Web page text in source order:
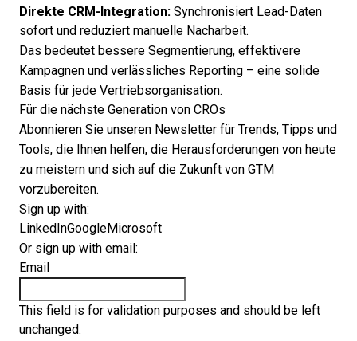
Direkte CRM-Integration: Synchronisiert Lead-Daten
sofort und reduziert manuelle Nacharbeit.
Das bedeutet bessere Segmentierung, effektivere
Kampagnen und verlässliches Reporting – eine solide
Basis für jede Vertriebsorganisation.
Für die nächste Generation von CROs
Abonnieren Sie unseren Newsletter für Trends, Tipps und
Tools, die Ihnen helfen, die Herausforderungen von heute
zu meistern und sich auf die Zukunft von GTM
vorzubereiten.
Sign up with:
LinkedInGoogleMicrosoft
Or sign up with email:
Email
This field is for validation purposes and should be left
unchanged.